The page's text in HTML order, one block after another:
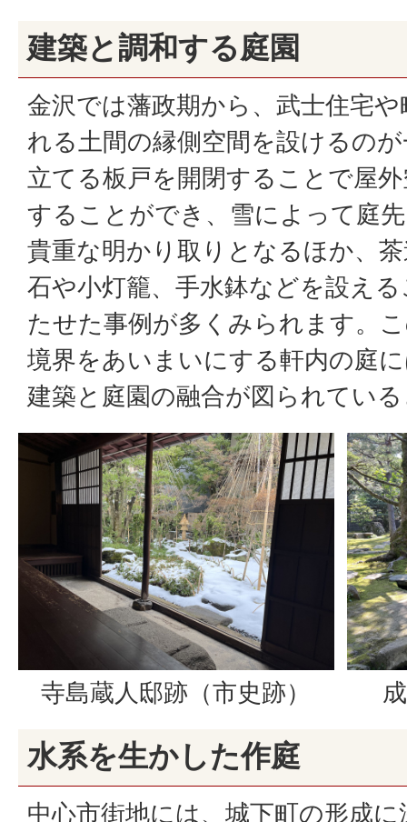
建築と調和する庭園
金沢では藩政期から、武士住宅
れる土間の縁側空間を設けるの
立てる板戸を開閉することで屋
することができ、雪によって庭
貴重な明かり取りとなるほか、
石や小灯籠、手水鉢などを設え
たせた事例が多くみられます。
境界をあいまいにする軒内の庭
建築と庭園の融合が図られてい
寺島蔵人邸跡（市史跡）
水系を生かした作庭
中心市街地には、城下町の形成